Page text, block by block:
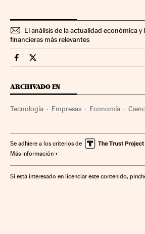
El análisis de la actualidad económica y
financieras más relevantes
Companias Cinco Días en Facebook
Companias Cinco Días en Twitter
ARCHIVADO EN
Tecnología Empresas Economía
Se adhiere a los criterios de
Más información
Si está interesado en licenciar este contenido,